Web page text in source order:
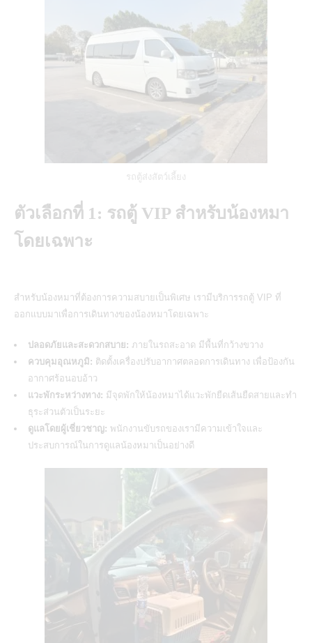
รถตู้ส่งสัตว์เลี้ยง
ตัวเลือกที่ 1: รถตู้ VIP สำหรับน้องหมา
โดยเฉพาะ
สำหรับน้องหมาที่ต้องการความสบายเป็นพิเศษ เรามี บริการรถตู้ VIP ที่
ออกแบบมาเพื่อการเดินทางของน้องหมาโดยเฉพาะ
ปลอดภัยและสะดวกสบาย: ภายในรถสะอาด มีพื้นที่กว้างขวาง
ควบคุมอุณหภูมิ: ติดตั้งเครื่องปรับอากาศตลอดการเดินทาง เพื่อป้องกัน
อากาศร้อนอบอ้าว
แวะพักระหว่างทาง: มีจุดพักให้น้องหมาได้แวะพักยืดเส้นยืดสายและทำ
ธุระส่วนตัวเป็นระยะ
ดูแลโดยผู้เชี่ยวชาญ: พนักงานขับรถของเรามีความเข้าใจและ
ประสบการณ์ในการดูแลน้องหมาเป็นอย่างดี